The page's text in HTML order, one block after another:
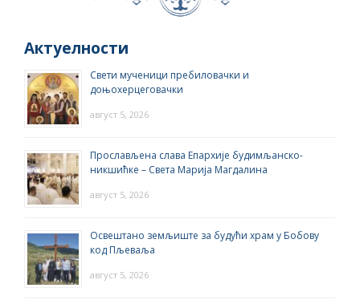
Актуелности
Свети мученици пребиловачки и
доњохерцеговачки
август 5, 2026
Прослављена слава Епархије будимљанско-
никшићке – Света Марија Магдалина
август 5, 2026
Освештано земљиште за будући храм у Бобову
код Пљеваља
август 5, 2026